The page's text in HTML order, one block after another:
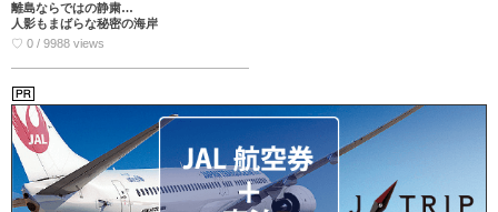
離島ならではの静粛…
人影もまばらな秘密の海岸
♡ 0 / 9988 views